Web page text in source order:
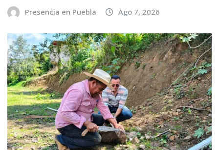
Presencia en Puebla Ago 7, 2026